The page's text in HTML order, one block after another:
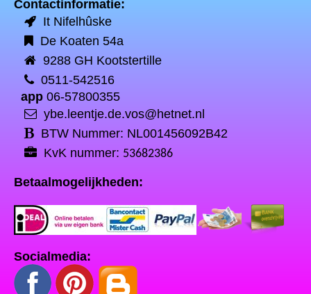
Contactinformatie:
It Nifelhûske
De Koaten 54a
9288 GH Kootstertille
0511-542516
app 06-57800355
ybe.leentje.de.vos@hetnet.nl
BTW Nummer: NL001456092B42
KvK nummer: 53682386
Betaalmogelijkheden:
Socialmedia: